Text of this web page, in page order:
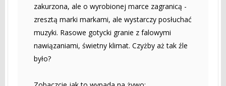
zakurzona, ale o wyrobionej marce zagranicą -
zresztą marki markami, ale wystarczy posłuchać
muzyki. Rasowe gotycki granie z falowymi
nawiązaniami, świetny klimat. Czyżby aż tak źle
było?